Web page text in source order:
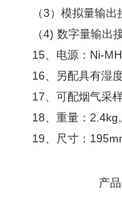
（3）模拟量输
（4) 数字量输出
15、电源：Ni-
16、另配具有湿
17、可配烟气采
18、重量：2.4kg
19、尺寸：
产